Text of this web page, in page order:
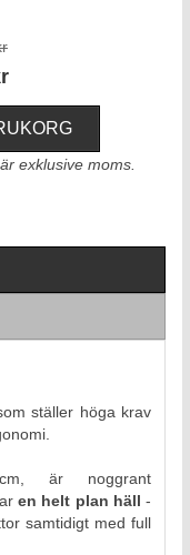
exklusive moms.
ställer höga krav
är noggrant
en helt plan häll -
samtidigt med full